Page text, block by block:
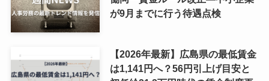
が9月までに行う待遇点検
【2026年最新】広島県の最低賃金
は1,141円へ？56円引上げ目安と